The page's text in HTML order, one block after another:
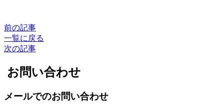
前の記事
一覧に戻る
次の記事
お問い合わせ
メールでのお問い合わせ